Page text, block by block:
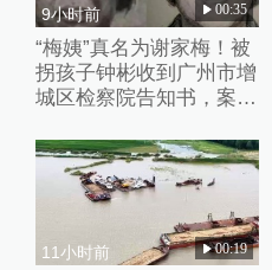
9小时前 00:35
“梅姨”真名为谢家梅！被
拐孩子钟彬收到广州市增
城区检察院告知书，案件
11小时前 00:19